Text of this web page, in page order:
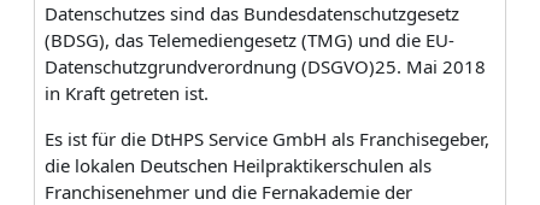
Datenschutzes sind das Bundesdatenschutzgesetz
(BDSG), das Telemediengesetz (TMG) und die EU-
Datenschutzgrundverordnung (DSGVO)25. Mai 2018
in Kraft getreten ist.
Es ist für die DtHPS Service GmbH als Franchisegeber,
die lokalen Deutschen Heilpraktikerschulen als
Franchise­nehmer und die Fernakademie der